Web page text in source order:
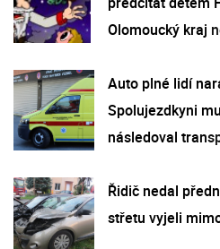
Olomoucký kraj
Auto plné lidí
Spolujezdkyni
následoval
Řidič nedal
střetu vyjeli